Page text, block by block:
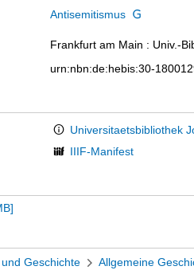
Antisemitismus
Frankfurt am Main : Univ.-
urn:nbn:de:hebis:30-
Universitaetsbibliothek
IIIF-Manifest
]
Geschichte Allgemeine